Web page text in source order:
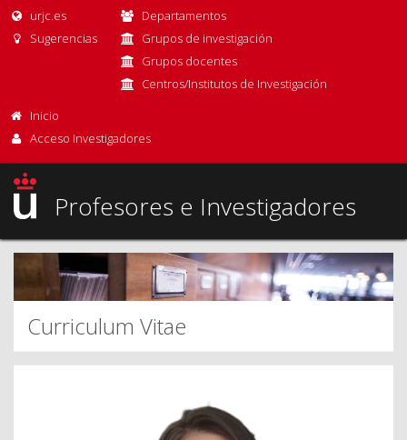
urjc.es
Sugerencias
Departamentos
Grupos de investigación
Grupos docentes
Centros/Institutos de Investigación
Inicio
Acceso Investigadores
Profesores e Investigadores
Curriculum Vitae